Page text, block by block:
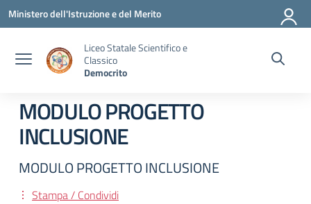
Vai ai contenuti
Vai al menu di navigazione
Vai al footer
Ministero dell'Istruzione e del Merito
Liceo Statale Scientifico e
Classico
Democrito
MODULO PROGETTO
INCLUSIONE
MODULO PROGETTO INCLUSIONE
Stampa / Condividi